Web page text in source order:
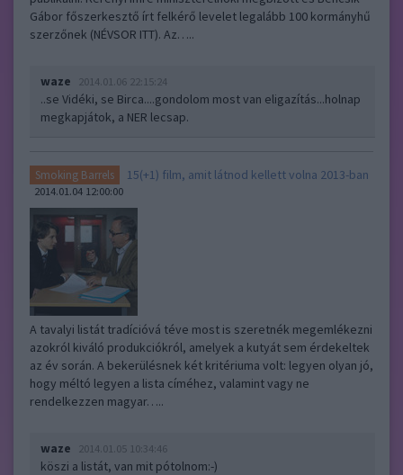
Gábor főszerkesztő írt felkérő levelet legalább 100 kormányhű
szerzőnek (NÉVSOR ITT). Az…..
waze 2014.01.06 22:15:24
..se Vidéki, se Birca....gondolom most van eligazítás...holnap
megkapjátok, a NER lecsap.
Smoking Barrels 15(+1) film, amit látnod kellett volna 2013-ban
2014.01.04 12:00:00
A tavalyi listát tradícióvá téve most is szeretnék megemlékezni
azokról kiváló produkciókról, amelyek a kutyát sem érdekeltek
az év során. A bekerülésnek két kritériuma volt: legyen olyan jó,
hogy méltó legyen a lista címéhez, valamint vagy ne
rendelkezzen magyar…..
waze 2014.01.05 10:34:46
köszi a listát, van mit pótolnom:-)